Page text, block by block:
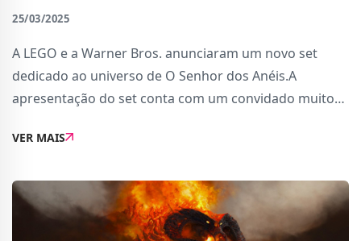
25/03/2025
A LEGO e a Warner Bros. anunciaram um novo set
dedicado ao universo de O Senhor dos Anéis.A
apresentação do set conta com um convidado muito
regressa à Terra-média para protagonizar um
VER MAIS